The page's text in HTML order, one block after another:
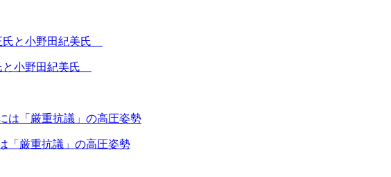
と小野田紀美氏
「厳重抗議」の高圧姿勢